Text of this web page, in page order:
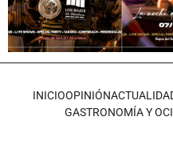
INICIOOPINIÓN
GASTRONOMÍA Y